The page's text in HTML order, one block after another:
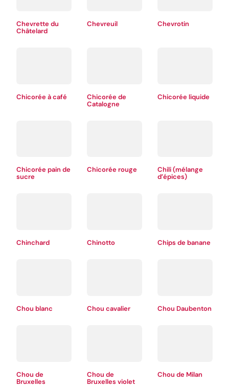
Chevrette du
Châtelard
Chevreuil Chevrotin
Chicorée à café
Chicorée de
Catalogne
Chicorée liquide
Chicorée pain de
sucre
Chicorée rouge
Chili (mélange
d’épices)
Chinchard Chinotto Chips de banane
Chou blanc Chou cavalier Chou Daubenton
Chou de
Bruxelles
Chou de
Bruxelles violet
Chou de Milan